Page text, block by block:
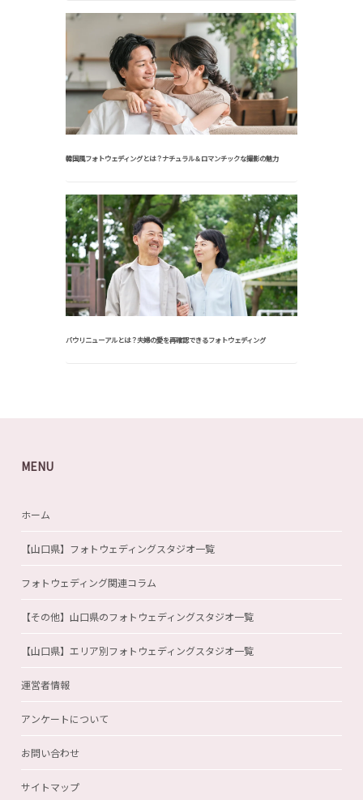
韓国風フォトウェディングとは？ナチュラル＆ロマンチックな撮影の魅力
バウリニューアルとは？夫婦の愛を再確認できるフォトウェディング
MENU
ホーム
【山口県】フォトウェディングスタジオ一覧
フォトウェディング関連コラム
【その他】山口県のフォトウェディングスタジオ一覧
【山口県】エリア別フォトウェディングスタジオ一覧
運営者情報
アンケートについて
お問い合わせ
サイトマップ